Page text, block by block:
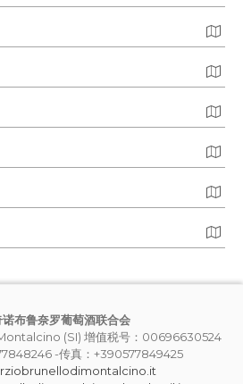
布鲁奈罗葡萄酒联合会
(SI) 增值税号：00696630524
-传真：+390577849425